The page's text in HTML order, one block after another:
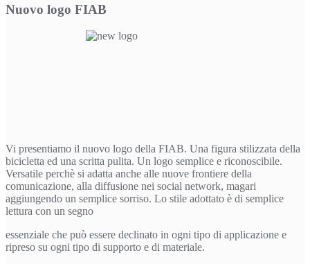
Nuovo logo FIAB
Vi presentiamo il nuovo logo della FIAB. Una figura stilizzata della
bicicletta ed una scritta pulita. Un logo semplice e riconoscibile.
Versatile perchè si adatta anche alle nuove frontiere della
comunicazione, alla diffusione nei social network, magari
aggiungendo un semplice sorriso. Lo stile adottato è di semplice
lettura con un segno
essenziale che può essere declinato in ogni tipo di applicazione e
ripreso su ogni tipo di supporto e di materiale.